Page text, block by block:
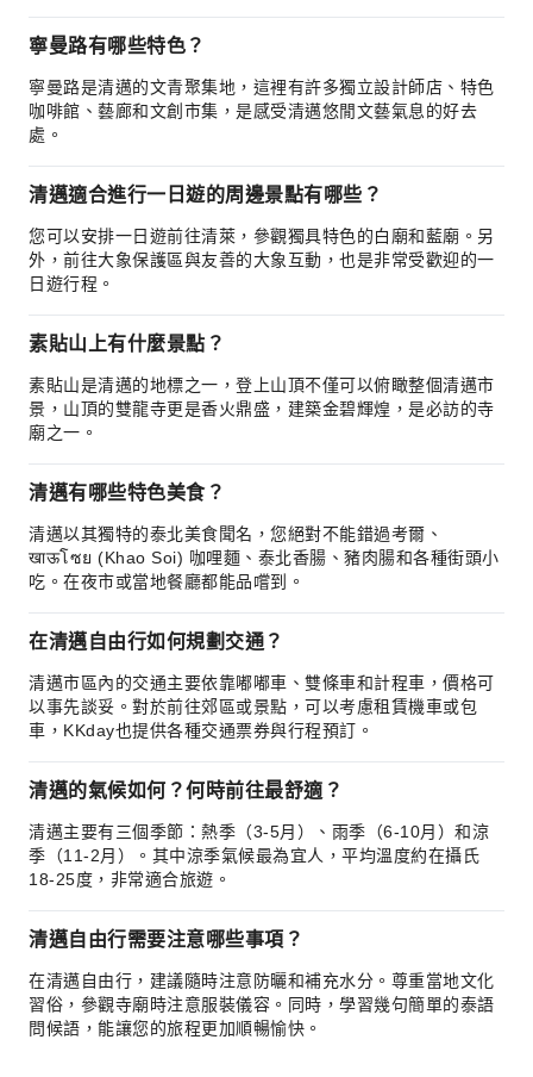
寧曼路有哪些特色？
寧曼路是清邁的文青聚集地，這裡有許多獨立設計師店、特色
咖啡館、藝廊和文創市集，是感受清邁悠閒文藝氣息的好去
處。
清邁適合進行一日遊的周邊景點有哪些？
您可以安排一日遊前往清萊，參觀獨具特色的白廟和藍廟。另
外，前往大象保護區與友善的大象互動，也是非常受歡迎的一
日遊行程。
素貼山上有什麼景點？
素貼山是清邁的地標之一，登上山頂不僅可以俯瞰整個清邁市
景，山頂的雙龍寺更是香火鼎盛，建築金碧輝煌，是必訪的寺
廟之一。
清邁有哪些特色美食？
清邁以其獨特的泰北美食聞名，您絕對不能錯過考爾、
खाऊโซย (Khao Soi) 咖哩麵、泰北香腸、豬肉腸和各種街頭小
吃。在夜市或當地餐廳都能品嚐到。
在清邁自由行如何規劃交通？
清邁市區內的交通主要依靠嘟嘟車、雙條車和計程車，價格可
以事先談妥。對於前往郊區或景點，可以考慮租賃機車或包
車，KKday也提供各種交通票券與行程預訂。
清邁的氣候如何？何時前往最舒適？
清邁主要有三個季節：熱季（3-5月）、雨季（6-10月）和涼
季（11-2月）。其中涼季氣候最為宜人，平均溫度約在攝氏
18-25度，非常適合旅遊。
清邁自由行需要注意哪些事項？
在清邁自由行，建議隨時注意防曬和補充水分。尊重當地文化
習俗，參觀寺廟時注意服裝儀容。同時，學習幾句簡單的泰語
問候語，能讓您的旅程更加順暢愉快。